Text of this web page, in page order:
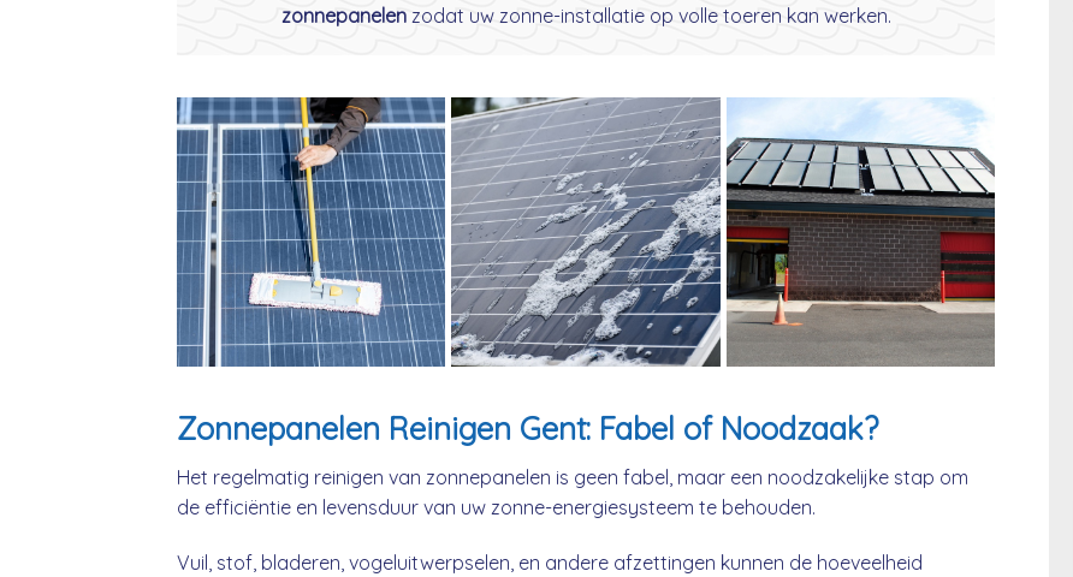
zonnepanelenzodat uw zonne-installatie op volle toeren kan werken.
Zonnepanelen Reinigen Gent: Fabel of Noodzaak?
Het regelmatig reinigen van zonnepanelen is geen fabel, maar een noodzakelijke stap om
de efficiëntie en levensduur van uw zonne-energiesysteem te behouden.
Vuil, stof, bladeren, vogeluitwerpselen, en andere afzettingen kunnen de hoeveelheid